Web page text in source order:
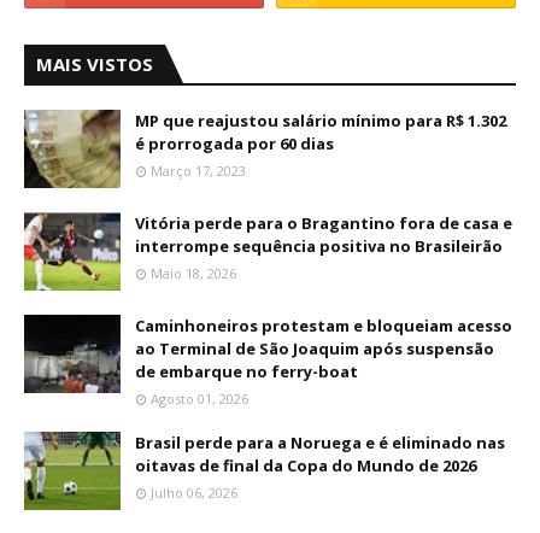
MAIS VISTOS
MP que reajustou salário mínimo para R$ 1.302
é prorrogada por 60 dias
Março 17, 2023
Vitória perde para o Bragantino fora de casa e
interrompe sequência positiva no Brasileirão
Maio 18, 2026
Caminhoneiros protestam e bloqueiam acesso
ao Terminal de São Joaquim após suspensão
de embarque no ferry-boat
Agosto 01, 2026
Brasil perde para a Noruega e é eliminado nas
oitavas de final da Copa do Mundo de 2026
Julho 06, 2026